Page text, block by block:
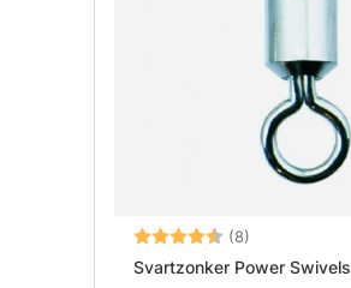
Beoordeling:(8)
Svartzonker Power Swivels